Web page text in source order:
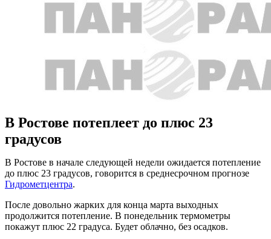
В Ростове потеплеет до плюс 23
градусов
В Ростове в начале следующей недели ожидается потепление
до плюс 23 градусов, говорится в среднесрочном прогнозе
Гидрометцентра.
После довольно жарких для конца марта выходных
продолжится потепление. В понедельник термометры
покажут плюс 22 градуса. Будет облачно, без осадков.